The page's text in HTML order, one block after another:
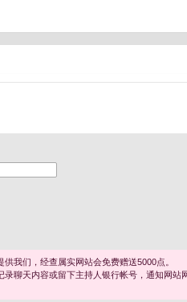
我们，经查属实网站会免费赠送5000点。
聊天内容或留下主持人银行帐号，通知网站